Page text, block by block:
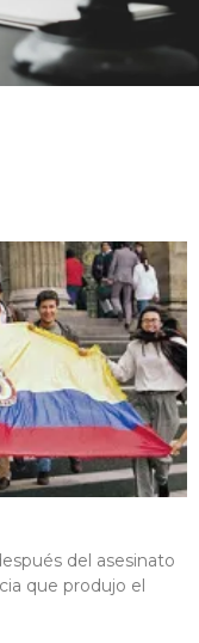
del asesinato
que produjo el